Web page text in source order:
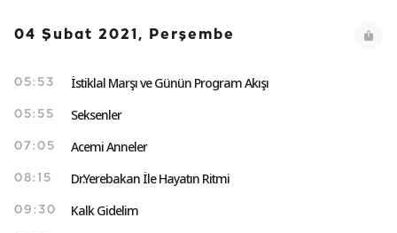
04 Şubat 2021, Perşembe
05:53 İstiklal Marşı ve Günün Program Akışı
05:55 Seksenler
07:05 Acemi Anneler
08:15 Dr.Yerebakan İle Hayatın Ritmi
09:30 Kalk Gidelim